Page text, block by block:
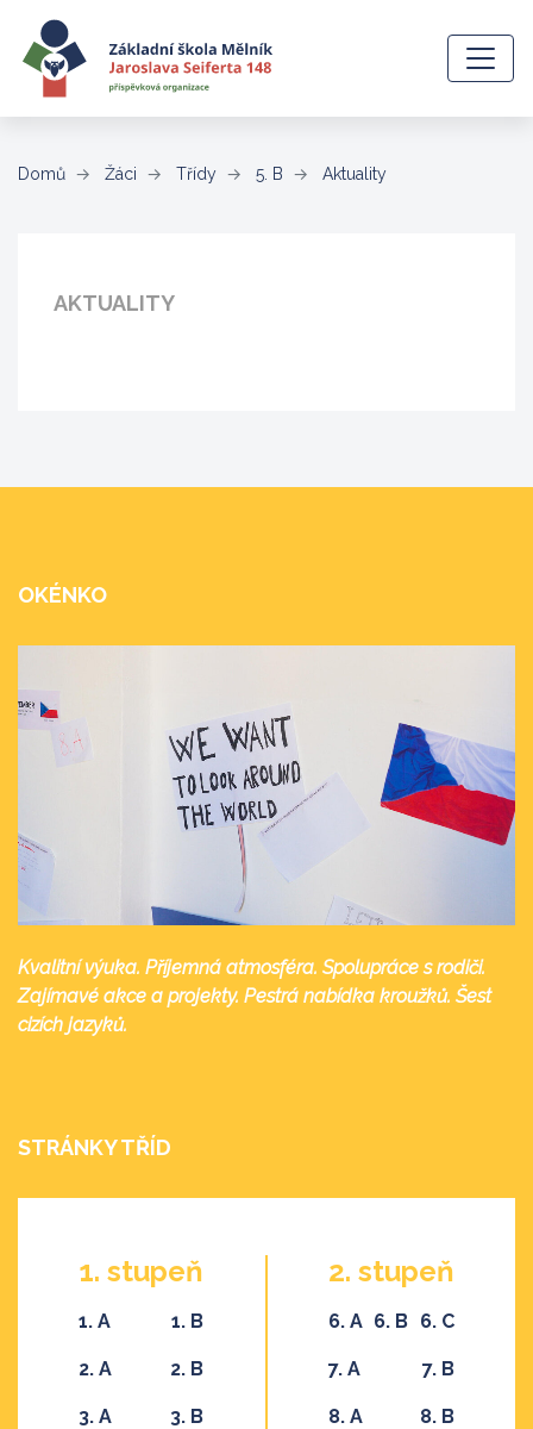
Domů Žáci Třídy 5. B Aktuality(aktuální)
AKTUALITY
OKÉNKO
Kvalitní výuka. Příjemná atmosféra. Spolupráce s rodiči.
Zajímavé akce a projekty. Pestrá nabídka kroužků. Šest
cizích jazyků.
STRÁNKY TŘÍD
1. stupeň
1. A 1. B
2. A 2. B
3. A 3. B
2. stupeň
6. A 6. B 6. C
7. A 7. B
8. A 8. B